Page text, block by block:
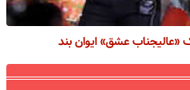
«عالیجناب عشق» ایوان بند